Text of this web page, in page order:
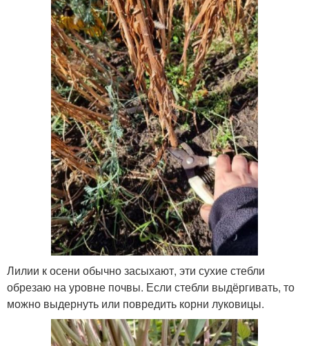
Лилии к осени обычно засыхают, эти сухие стебли
обрезаю на уровне почвы. Если стебли выдёргивать, то
можно выдернуть или повредить корни луковицы.